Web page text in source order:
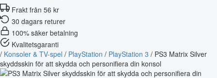
Frakt från 56 kr
30 dagars returer
100% säker betalning
Kvalitetsgaranti
/ Konsoler & TV-spel / PlayStation / PlayStation 3 / PS3 Matrix Silver
skyddsskin för att skydda och personifiera din konsol